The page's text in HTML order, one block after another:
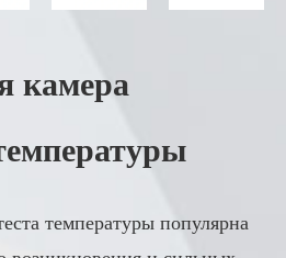
камера
температуры популярна